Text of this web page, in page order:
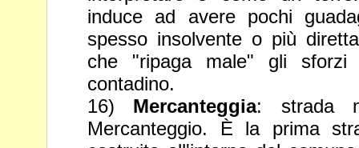
induce ad avere pochi
spesso insolvente o più
che "ripaga male" gli
contadino.
16) Mercanteggia: strada
Mercanteggio. È la prima